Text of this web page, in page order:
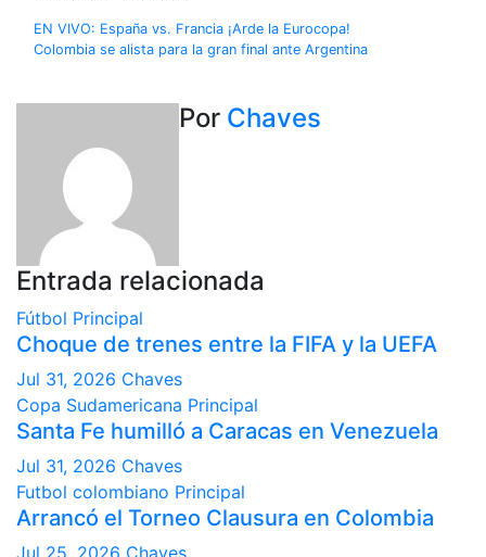
Navegación
EN VIVO: España vs. Francia ¡Arde la Eurocopa!
Colombia se alista para la gran final ante Argentina
Por Chaves
Entrada relacionada
Fútbol Principal
Choque de trenes entre la FIFA y la UEFA
Jul 31, 2026 Chaves
Copa Sudamericana Principal
Santa Fe humilló a Caracas en Venezuela
Jul 31, 2026 Chaves
Futbol colombiano Principal
Arrancó el Torneo Clausura en Colombia
Jul 25, 2026 Chaves